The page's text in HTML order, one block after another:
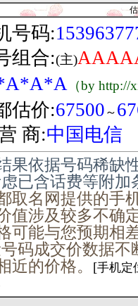
号码:
组合:(主)
（by
估价:67500 ～
商:中国电信
依据号码稀缺
已含话费等附加
名网提供的手
值涉及较多不确
可能与您预期相
码成交价数据不
近的价格。
[手机定